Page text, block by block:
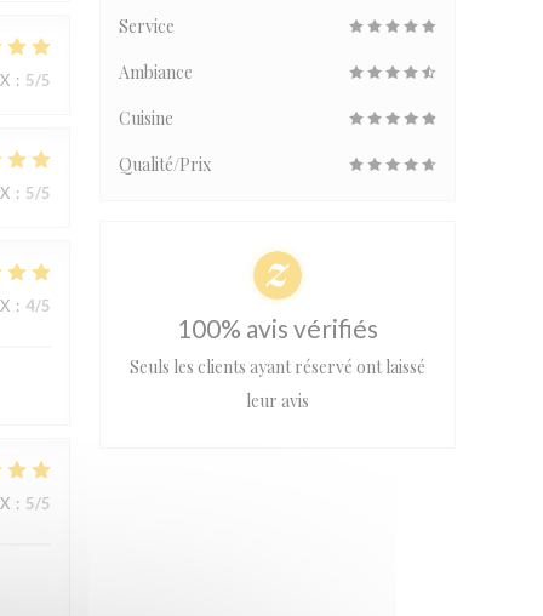
: 5/5
: 5/5
: 4/5
: 5/5
Service
Ambiance
Cuisine
Qualité/Prix
100% avis vérifiés
Seuls les clients ayant réservé ont laissé
leur avis